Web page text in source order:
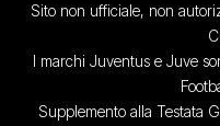
Sito non ufficiale, non
I marchi Juventus e Juve
Supplemento alla Testata